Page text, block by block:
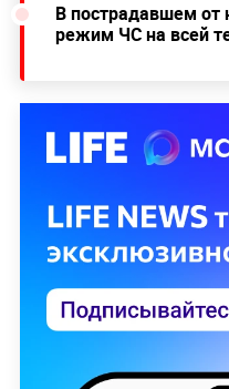
В пострадавшем от
режим ЧС на всей